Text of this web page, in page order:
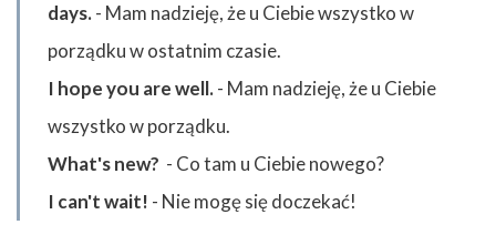
days.- Mam nadzieję, że u Ciebie wszystko w
porządku w ostatnim czasie.
I hope you are well.- Mam nadzieję, że u Ciebie
wszystko w porządku.
What's new? - Co tam u Ciebie nowego?
I can't wait! - Nie mogę się doczekać!